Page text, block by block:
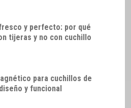
y perfecto: por qué
tijeras y no con cuchillo
para cuchillos de
y funcional